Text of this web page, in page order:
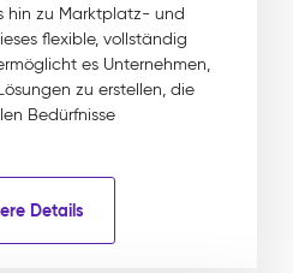
hin zu Marktplatz- und
flexible, vollständig
es Unternehmen,
zu erstellen, die
Bedürfnisse
Details